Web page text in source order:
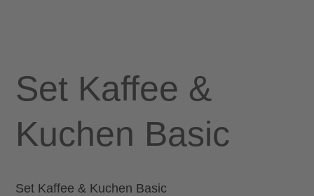
Set Kaffee &
Kuchen Basic
Set Kaffee & Kuchen Basic